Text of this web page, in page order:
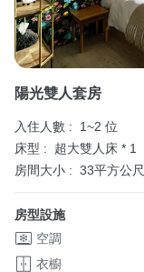
陽光雙人套房
入住人數 :
1~2 位
床型 :
超大雙人床 * 1
房間大小 : 33平方公尺
房型設施
空調
衣櫥